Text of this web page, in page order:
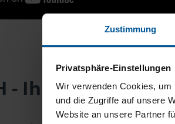
Zustimmung
Privatsphäre-Einstellungen
Wir verwenden Cookies,
und die Zugriffe auf unsere
Website an unsere Partner
- Ihr